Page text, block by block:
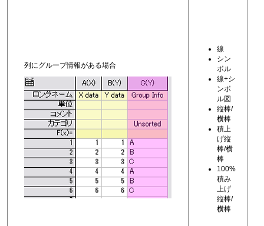
列にグループ情報がある場合
線
シン
ボル
線+シ
ンボ
ル図
縦棒/
横棒
積上
げ縦
棒/横
棒
100%
積み
上げ
縦棒/
横棒